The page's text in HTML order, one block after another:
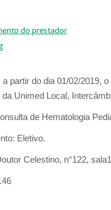
do prestador
a partir do dia 01/02/2019, o
da Unimed Local,
de Hematologia
Eletivo.
Celestino, n°122,